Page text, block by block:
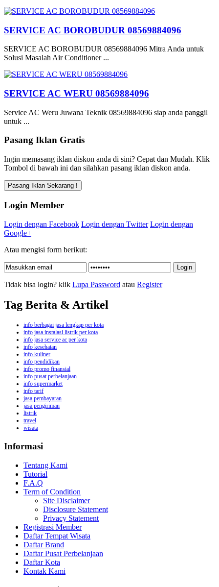
SERVICE AC BOROBUDUR 08569884096
SERVICE AC BOROBUDUR 08569884096 Mitra Anda untuk
Solusi Masalah Air Conditioner ...
SERVICE AC WERU 08569884096
Service AC Weru Juwana Teknik 08569884096 siap anda panggil
untuk ...
Pasang Iklan Gratis
Ingin memasang iklan diskon anda di sini? Cepat dan Mudah. Klik
Tombol di bawah ini dan silahkan pasang iklan diskon anda.
Login Member
Login dengan Facebook Login dengan Twitter Login dengan
Google+
Atau mengisi form berikut:
Tidak bisa login? klik Lupa Password atau Register
Tag Berita & Artikel
info berbagai jasa lengkap per kota
info jasa instalasi listrik per kota
info jasa service ac per kota
info kesehatan
info kuliner
info pendidikan
info promo finansial
info pusat perbelanjaan
info supermarket
info tarif
jasa pembayaran
jasa pengiriman
listrik
travel
wisata
Informasi
Tentang Kami
Tutorial
F.A.Q
Term of Condition
Site Disclaimer
Disclosure Statement
Privacy Statement
Registrasi Member
Daftar Tempat Wisata
Daftar Brand
Daftar Pusat Perbelanjaan
Daftar Kota
Kontak Kami